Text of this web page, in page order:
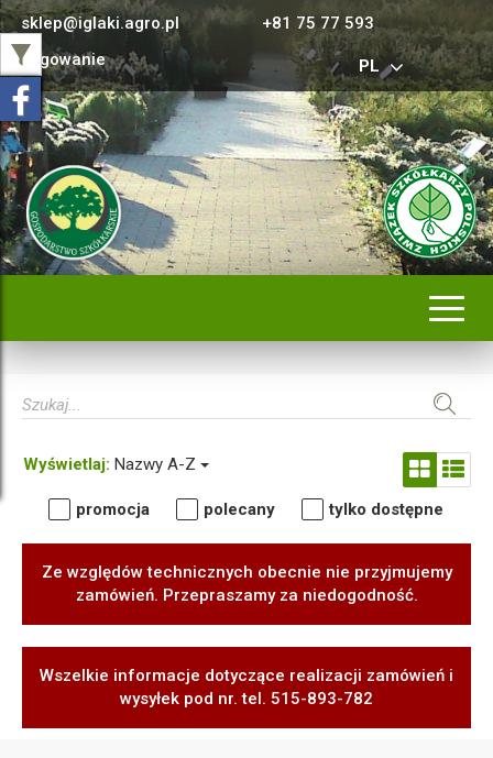
sklep@iglaki.agro.pl
+81 75 77 593
Logowanie
PL
Wyświetlaj: Nazwy A-Z
promocja polecany tylko dostępne
Ze względów technicznych obecnie nie przyjmujemy
zamówień. Przepraszamy za niedogodność.
Wszelkie informacje dotyczące realizacji zamówień i
wysyłek pod nr. tel. 515-893-782